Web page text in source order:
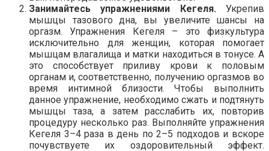
Занимайтесь упражнениями Кегеля.Укрепив
мышцы тазового дна, вы увеличите шансы на
оргазм. Упражнения Кегеля – это физкультура
исключительно для женщин, которая помогает
мышцам влагалища и матки находиться в тонусе. А
это способствует приливу крови к половым
органам и, соответственно, получению оргазмов во
время интимной близости. Чтобы выполнить
данное упражнение, необходимо сжать и подтянуть
мышцы таза, а затем расслабить их, повторив
процедуру несколько раз. Выполняйте упражнения
Кегеля 3–4 раза в день по 2–5 подходов и вскоре
почувствуете их оздоровительный эффект.